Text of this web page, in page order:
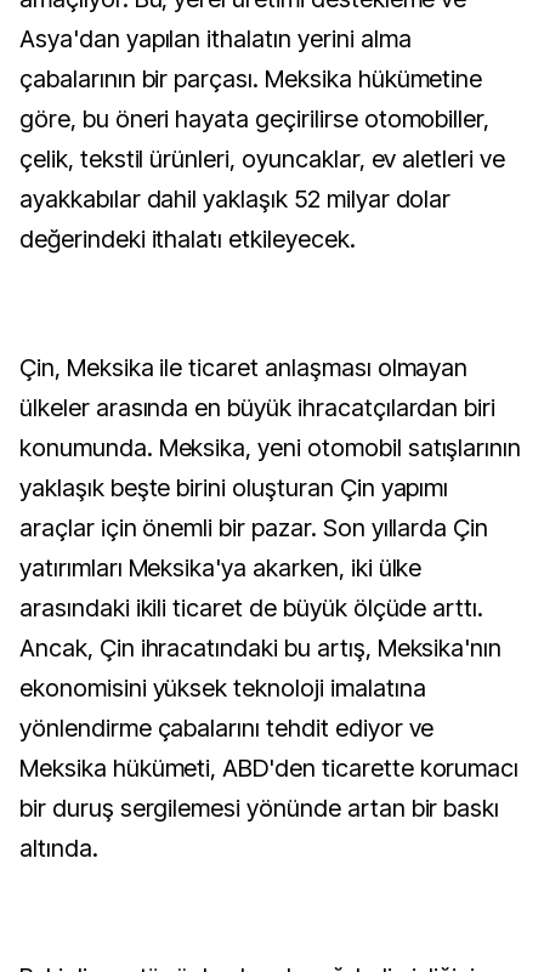
Asya'dan yapılan ithalatın yerini alma
çabalarının bir parçası. Meksika hükümetine
göre, bu öneri hayata geçirilirse otomobiller,
çelik, tekstil ürünleri, oyuncaklar, ev aletleri ve
ayakkabılar dahil yaklaşık 52 milyar dolar
değerindeki ithalatı etkileyecek.
Çin, Meksika ile ticaret anlaşması olmayan
ülkeler arasında en büyük ihracatçılardan biri
konumunda. Meksika, yeni otomobil satışlarının
yaklaşık beşte birini oluşturan Çin yapımı
araçlar için önemli bir pazar. Son yıllarda Çin
yatırımları Meksika'ya akarken, iki ülke
arasındaki ikili ticaret de büyük ölçüde arttı.
Ancak, Çin ihracatındaki bu artış, Meksika'nın
ekonomisini yüksek teknoloji imalatına
yönlendirme çabalarını tehdit ediyor ve
Meksika hükümeti, ABD'den ticarette korumacı
bir duruş sergilemesi yönünde artan bir baskı
altında.